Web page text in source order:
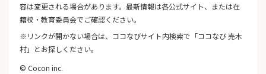
容は変更される場合があります。最新情報は各公式サイト、または在
籍校・教育委員会でご確認ください。
※リンクが開かない場合は、ココなびサイト内検索で「ココなび 売木
村」とお探しください。
© Cocon inc.